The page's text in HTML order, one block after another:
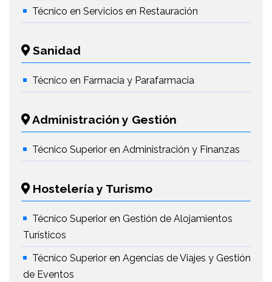
Técnico en Servicios en Restauración
Sanidad
Técnico en Farmacia y Parafarmacia
Administración y Gestión
Técnico Superior en Administración y Finanzas
Hostelería y Turismo
Técnico Superior en Gestión de Alojamientos
Turísticos
Técnico Superior en Agencias de Viajes y Gestión
de Eventos